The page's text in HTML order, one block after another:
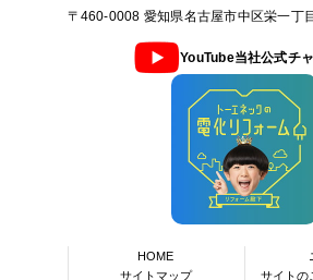
〒460-0008 愛知県名古屋市中区栄一丁
YouTube当社公式チ
HOME
サイトマップ
サイトの